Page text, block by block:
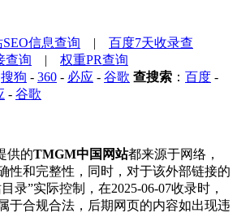
SEO信息查询 | 百度7天收录查
查询 | 权重PR查询
搜狗 - 360 - 必应 - 谷歌 查搜索 ： 百度 -
- 谷歌
供的TMGM中国网站都来源于网络，
性和完整性，同时，对于该外部链接的
录”实际控制，在2025-06-07收录时，
于合规合法，后期网页的内容如出现违